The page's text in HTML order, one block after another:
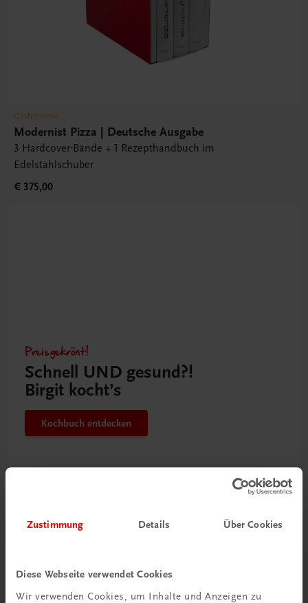
Zustimmung Details Über Cookies
Diese Webseite verwendet Cookies
Wir verwenden Cookies, um Inhalte und Anzeigen zu
Gastronomie
Modernist Pizza | Deutsche Ausgabe
3 Hardcover-Bände + 1 Rezepthandbuch im
Edelstahlschuber
€ 375,00
Preisgekrönt!
Schnell UND gesund?!
Birgit kocht’s
Kochbuch entdecken